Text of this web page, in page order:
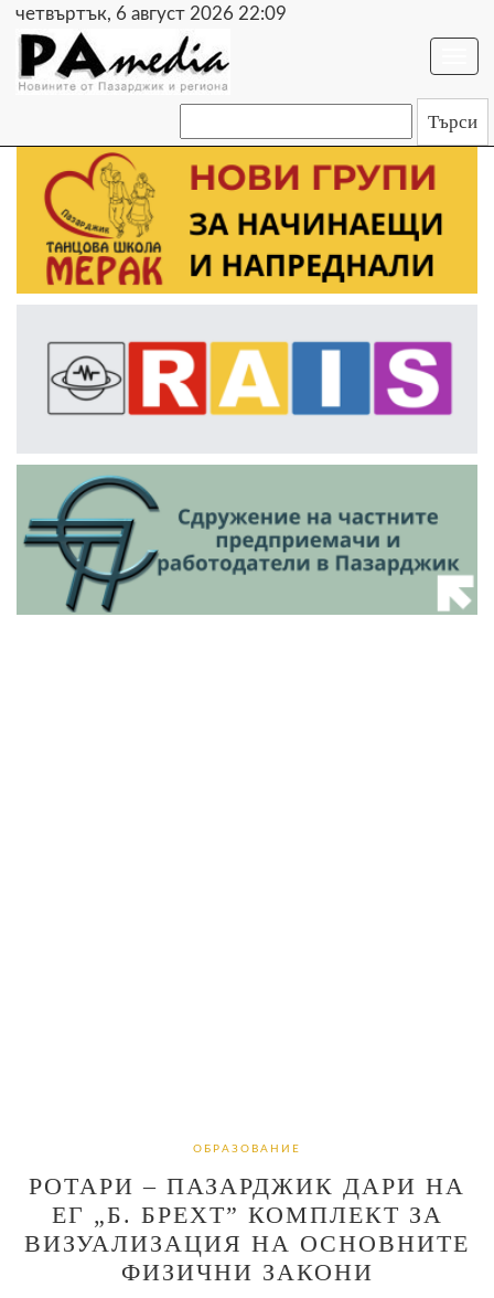
четвъртък, 6 август 2026 22:09
ОБРАЗОВАНИЕ
РОТАРИ – ПАЗАРДЖИК ДАРИ НА
ЕГ „Б. БРЕХТ” КОМПЛЕКТ ЗА
ВИЗУАЛИЗАЦИЯ НА ОСНОВНИТЕ
ФИЗИЧНИ ЗАКОНИ